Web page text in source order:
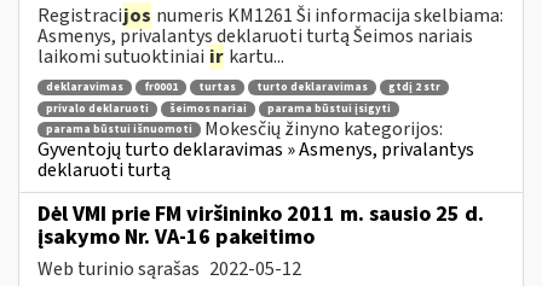
Registracijos numeris KM1261 Ši informacija skelbiama:
Asmenys, privalantys deklaruoti turtą Šeimos nariais
laikomi sutuoktiniai ir kartu...
deklaravimas fr0001 turtas turto deklaravimas
gtdį 2 str
privalo deklaruoti
šeimos nariai
parama būstui įsigyti
parama būstui išnuomoti
Mokesčių žinyno kategorijos:
Gyventojų turto deklaravimas » Asmenys, privalantys
deklaruoti turtą
Dėl VMI prie FM viršininko 2011 m. sausio 25 d.
įsakymo Nr. VA-16 pakeitimo
Web turinio sąrašas 2022-05-12